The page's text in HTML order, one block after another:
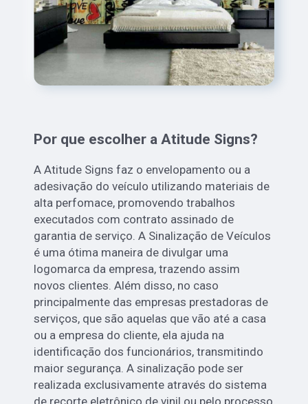
Por que escolher a Atitude Signs?
A Atitude Signs faz o envelopamento ou a
adesivação do veículo utilizando materiais de
alta perfomace, promovendo trabalhos
executados com contrato assinado de
garantia de serviço. A Sinalização de Veículos
é uma ótima maneira de divulgar uma
logomarca da empresa, trazendo assim
novos clientes. Além disso, no caso
principalmente das empresas prestadoras de
serviços, que são aquelas que vão até a casa
ou a empresa do cliente, ela ajuda na
identificação dos funcionários, transmitindo
maior segurança. A sinalização pode ser
realizada exclusivamente através do sistema
de recorte eletrônico de vinil ou pelo processo